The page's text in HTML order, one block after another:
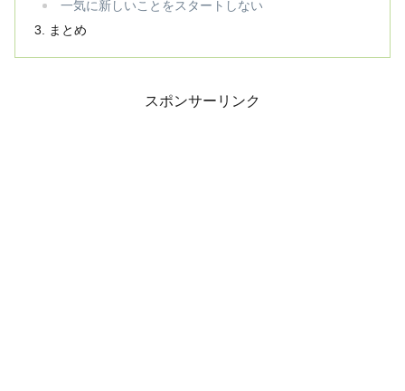
一気に新しいことをスタートしない
まとめ
スポンサーリンク